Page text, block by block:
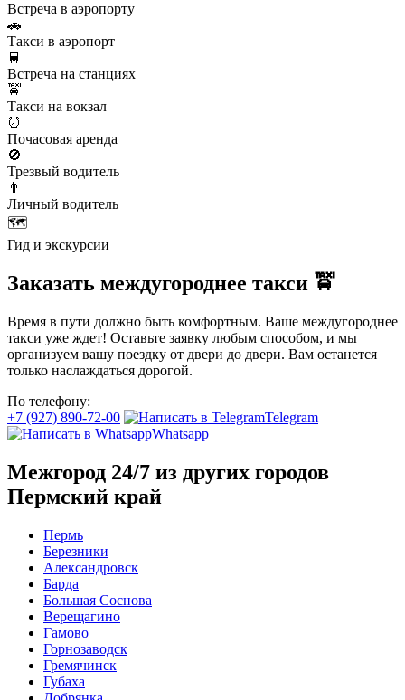
Встреча в аэропорту
🚗
Такси в аэропорт
🚆
Встреча на станциях
🚖
Такси на вокзал
⏰
Почасовая аренда
🚫
Трезвый водитель
👨
Личный водитель
🗺️
Гид и экскурсии
Заказать междугороднее такси 🚖
Время в пути должно быть комфортным. Ваше междугороднее
такси уже ждет! Оставьте заявку любым способом, и мы
организуем вашу поездку от двери до двери. Вам останется
только наслаждаться дорогой.
По телефону:
+7 (927) 890-72-00
Telegram
Whatsapp
Межгород 24/7 из других городов
Пермский край
Пермь
Березники
Александровск
Барда
Большая Соснова
Верещагино
Гамово
Горнозаводск
Гремячинск
Губаха